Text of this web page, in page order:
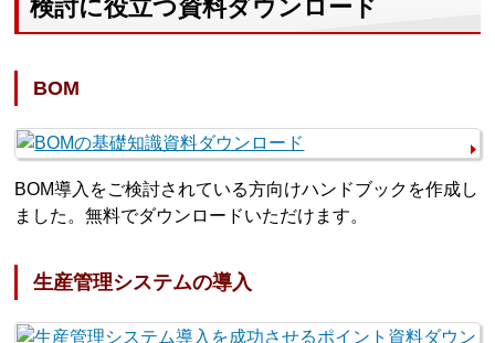
検討に役立つ資料ダウンロード
BOM
BOM導入をご検討されている方向けハンドブックを作成し
ました。無料でダウンロードいただけます。
生産管理システムの導入